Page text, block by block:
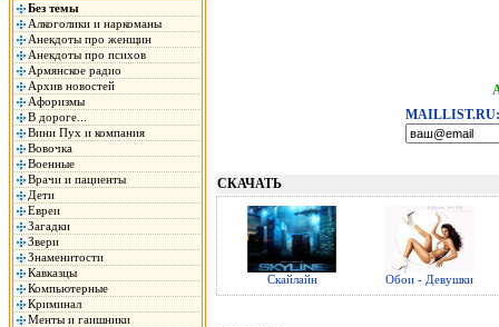
Без темы
Алкоголики и наркоманы
Анекдоты про женщин
Анекдоты про психов
Армянское радио
Архив новостей
Афоризмы
В дороге...
Вини Пух и компания
Вовочка
Военные
Врачи и пациенты
Дети
Евреи
Загадки
Звери
Знаменитости
Кавказцы
Компьютерные
Криминал
Менты и гаишники
MAILLIST.RU:
СКАЧАТЬ
Скайлайн Обои - Девушки